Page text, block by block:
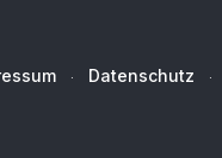
Datenschutz